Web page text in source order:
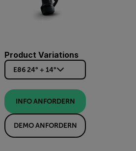
Product Variations
E86 24° + 14°
INFO ANFORDERN
DEMO ANFORDERN